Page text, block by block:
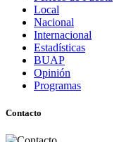
Local
Nacional
Internacional
Estadísticas
BUAP
Opinión
Programas
Contacto